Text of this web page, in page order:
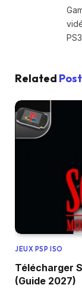
Related
JEUX PSP ISO
Télécharger
(Guide 2027)